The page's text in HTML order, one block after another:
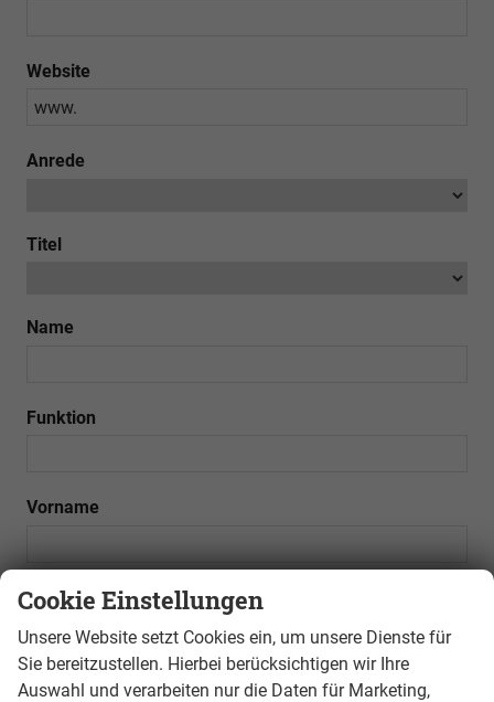
Website
Anrede
Titel
Name
Funktion
Vorname
Telefon
E-Mail
Cookie Einstellungen
Unsere Website setzt Cookies ein, um unsere Dienste für
Sie bereitzustellen. Hierbei berücksichtigen wir Ihre
Auswahl und verarbeiten nur die Daten für Marketing,